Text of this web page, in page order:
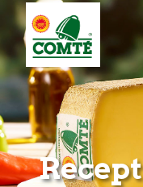
Overslaan naar inhoud
Recept